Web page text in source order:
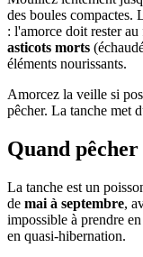
des boules compactes.
: l'amorce doit rester
asticots morts
éléments nourissants.
Amorcez la veille si
pêcher. La tanche met
Quand
La tanche est un
de mai à septembre,
impossible à prendre
en quasi-hibernation.